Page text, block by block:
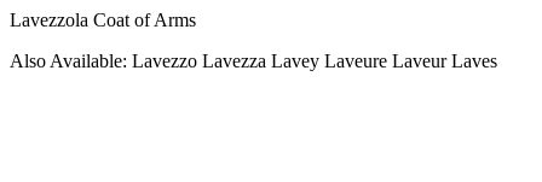
Lavezzola Coat of Arms
Also Available: Lavezzo Lavezza Lavey Laveure Laveur Laves